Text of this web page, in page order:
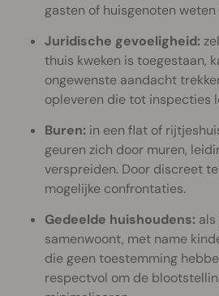
gasten of huisgenoten
Juridische gevoeligheid:
thuis kweken is toegestaan,
ongewenste aandacht
opleveren die tot inspecties
Buren: in een flat of
geuren zich door muren,
verspreiden. Door discreet
mogelijke confrontaties.
Gedeelde huishoudens:
samenwoont, met name
die geen toestemming
respectvol om de